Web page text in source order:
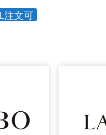
注文可